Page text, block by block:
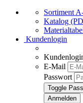
Sortiment
Katalog
Kundenlogin
E-Mail
Passwort
Toggle